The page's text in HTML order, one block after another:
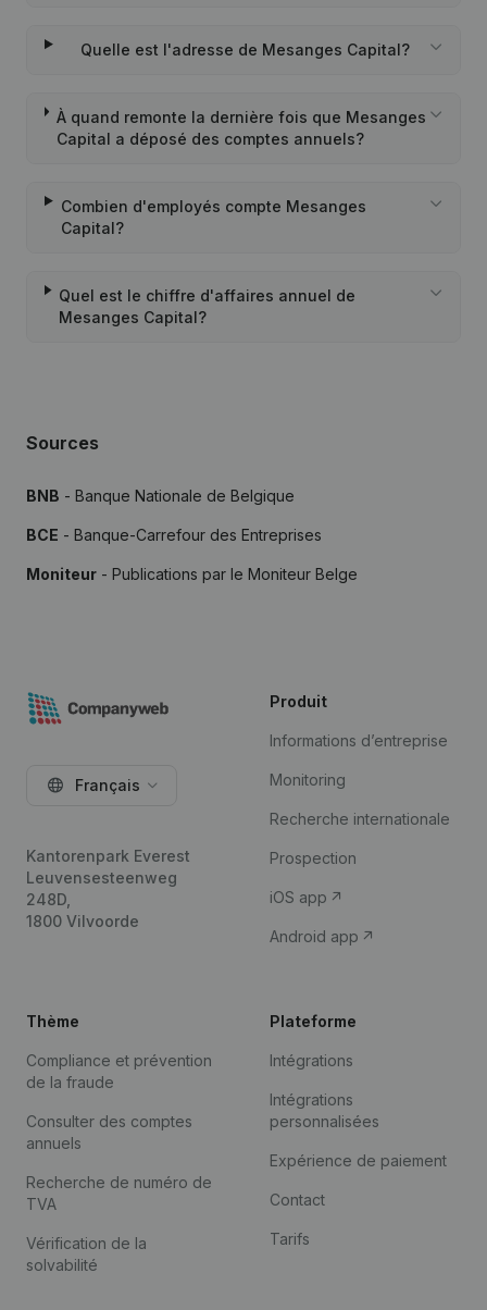
Quelle est l'adresse de Mesanges Capital?
À quand remonte la dernière fois que Mesanges
Capital a déposé des comptes annuels?
Combien d'employés compte Mesanges
Capital?
Quel est le chiffre d'affaires annuel de
Mesanges Capital?
Sources
BNB - Banque Nationale de Belgique
BCE - Banque-Carrefour des Entreprises
Moniteur - Publications par le Moniteur Belge
Français
Kantorenpark Everest
Leuvensesteenweg
248D,
1800 Vilvoorde
Produit
Informations d’entreprise
Monitoring
Recherche internationale
Prospection
iOS app
Android app
Thème
Compliance et prévention
de la fraude
Consulter des comptes
annuels
Recherche de numéro de
TVA
Vérification de la
solvabilité
Plateforme
Intégrations
Intégrations
personnalisées
Expérience de paiement
Contact
Tarifs